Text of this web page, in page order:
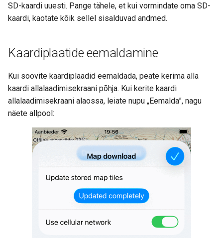
SD-kaardi uuesti. Pange tähele, et kui vormindate oma SD-
kaardi, kaotate kõik sellel sisalduvad andmed.
Kaardiplaatide eemaldamine
Kui soovite kaardiplaadid eemaldada, peate kerima alla
kaardi allalaadimisekraani põhja. Kui kerite kaardi
allalaadimisekraani alaossa, leiate nupu „Eemalda”, nagu
näete allpool: